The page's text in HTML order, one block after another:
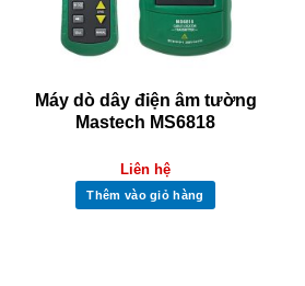
Máy dò dây điện âm tường
Mastech MS6818
Liên hệ
Thêm vào giỏ hàng